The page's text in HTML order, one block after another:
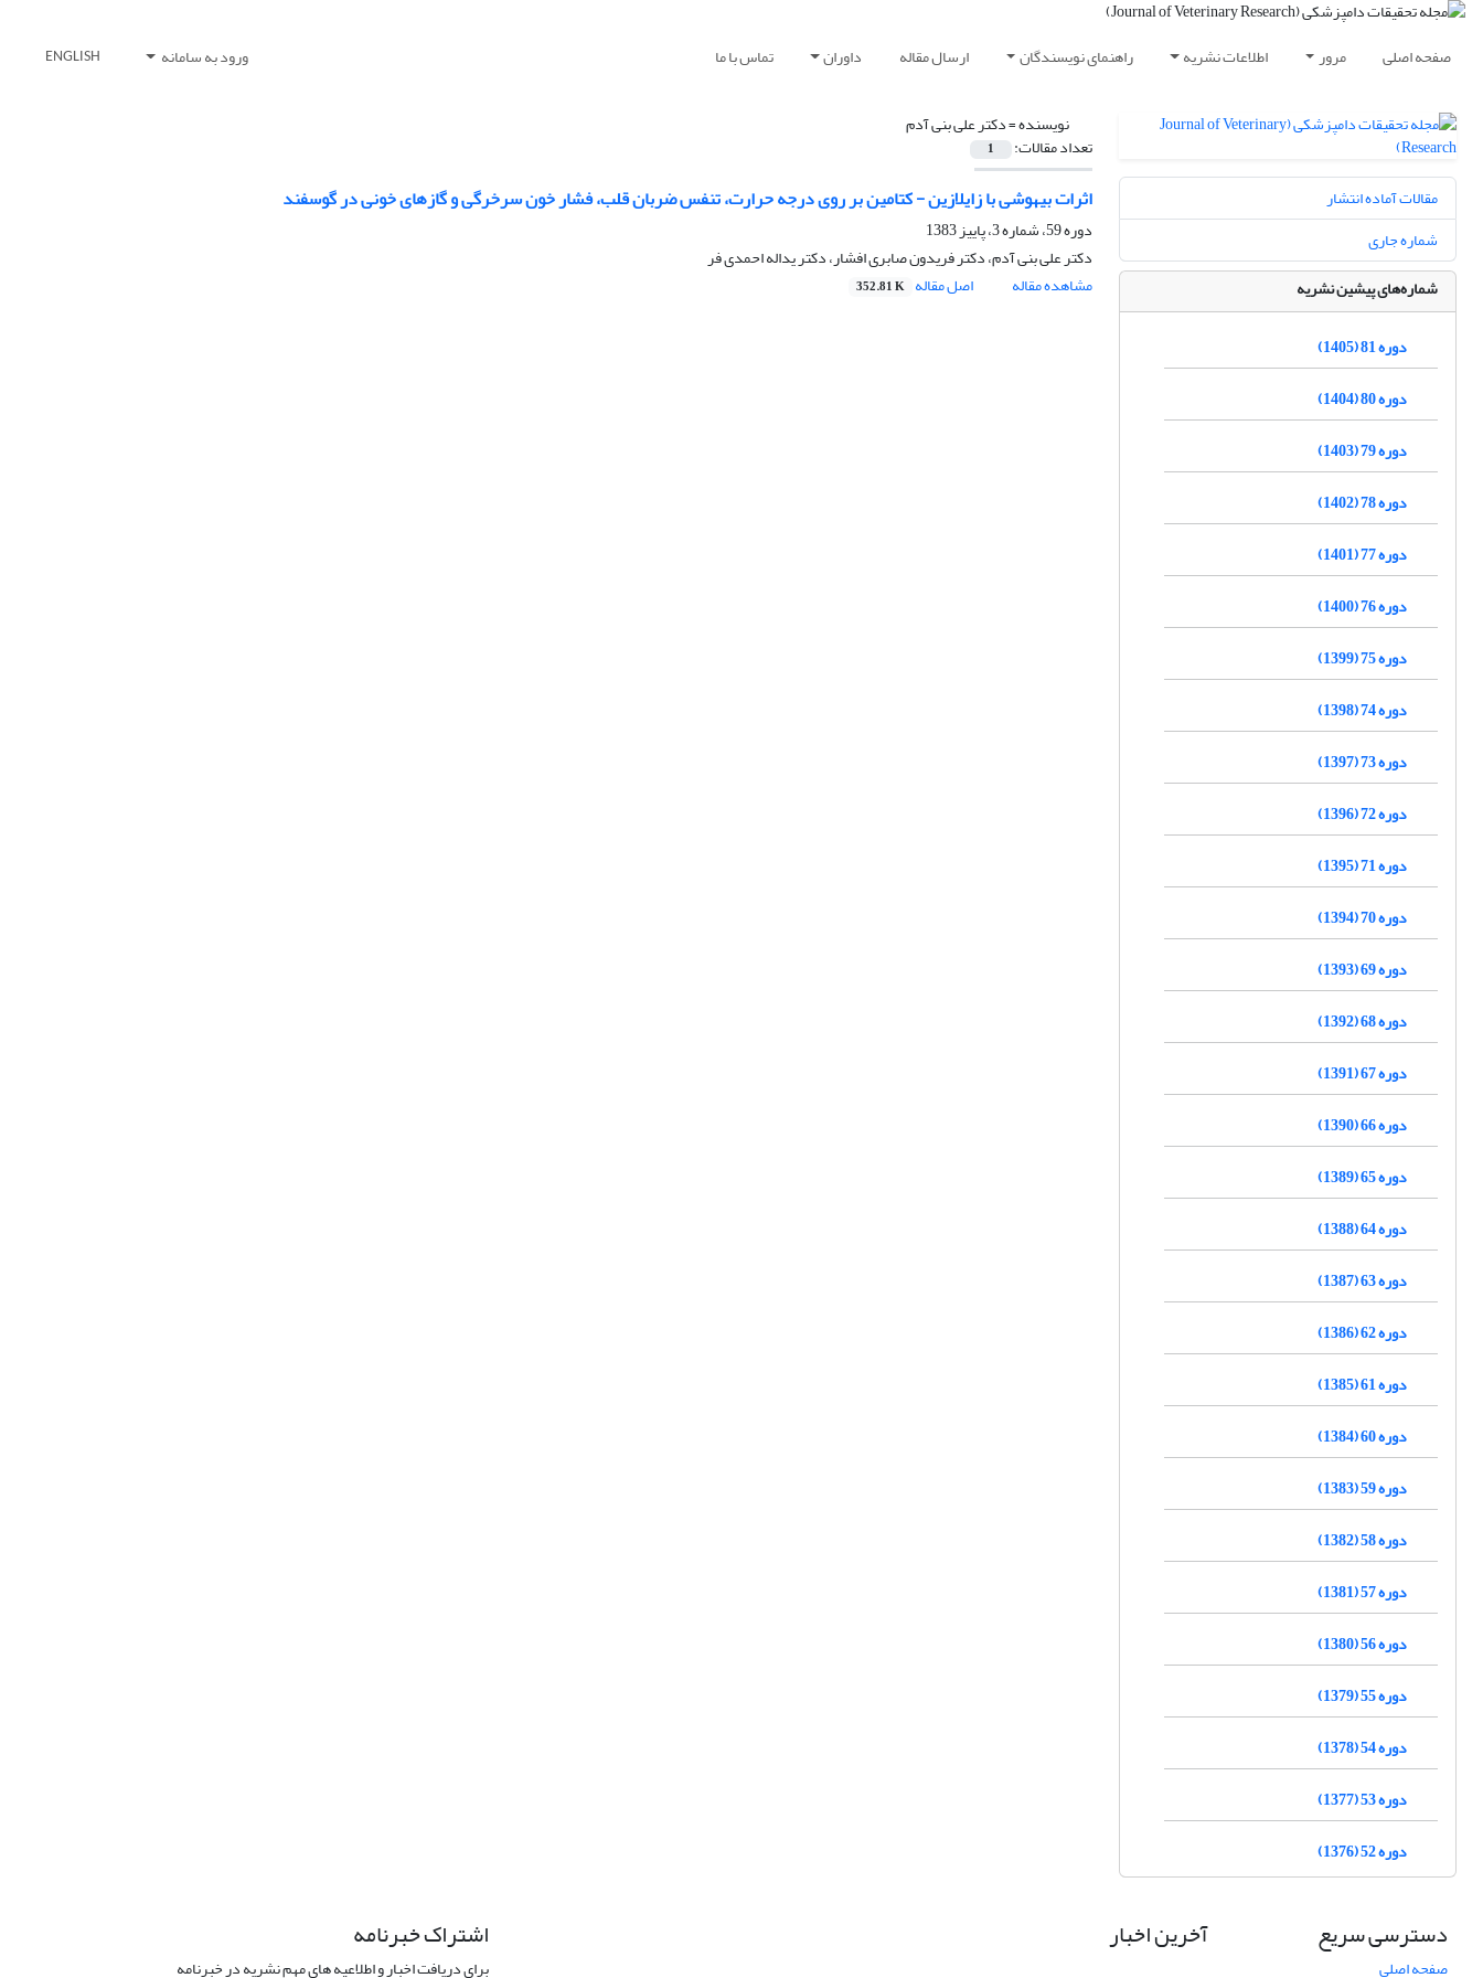
صفحه اصلی مرور اطلاعات نشریه راهنمای نویسندگان ارسال مقاله داوران تماس با ما ورود به سامانه ENGLISH
نویسنده =دکتر علی بنی آدم
تعداد مقالات: 1
اثرات بیهوشی با زایلازین - کتامین بر روی درجه حرارت، تنفس ضربان قلب، فشار خون سرخرگی و گازهای خونی در گوسفند
دوره 59، شماره 3، پاییز 1383
دکتر علی بنی آدم، دکتر فریدون صابری افشار، دکتر یداله احمدی فر
مشاهده مقاله
اصل مقاله 352.81 K
مقالات آماده انتشار
شماره جاری
شماره‌های پیشین نشریه
دوره 81 (1405)
دوره 80 (1404)
دوره 79 (1403)
دوره 78 (1402)
دوره 77 (1401)
دوره 76 (1400)
دوره 75 (1399)
دوره 74 (1398)
دوره 73 (1397)
دوره 72 (1396)
دوره 71 (1395)
دوره 70 (1394)
دوره 69 (1393)
دوره 68 (1392)
دوره 67 (1391)
دوره 66 (1390)
دوره 65 (1389)
دوره 64 (1388)
دوره 63 (1387)
دوره 62 (1386)
دوره 61 (1385)
دوره 60 (1384)
دوره 59 (1383)
دوره 58 (1382)
دوره 57 (1381)
دوره 56 (1380)
دوره 55 (1379)
دوره 54 (1378)
دوره 53 (1377)
دوره 52 (1376)
دسترسی سریع
صفحه اصلی
آخرین اخبار اشتراک خبرنامه
برای دریافت اخبار و اطلاعیه های مهم نشریه در خبرنامه